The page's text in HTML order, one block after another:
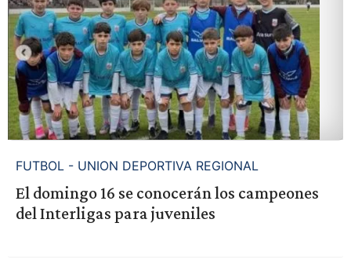
FUTBOL - UNION DEPORTIVA REGIONAL
El domingo 16 se conocerán los campeones
del Interligas para juveniles